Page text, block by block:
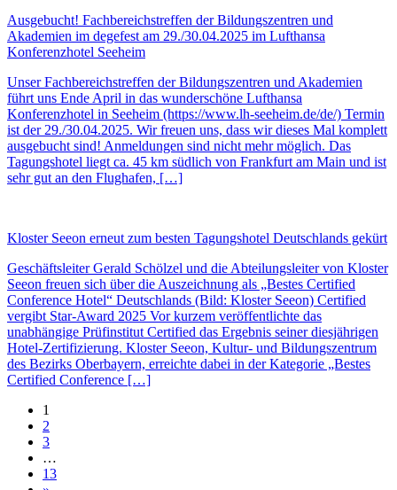
Ausgebucht! Fachbereichstreffen der Bildungszentren und
Akademien im degefest am 29./30.04.2025 im Lufthansa
Konferenzhotel Seeheim
Unser Fachbereichstreffen der Bildungszentren und Akademien
führt uns Ende April in das wunderschöne Lufthansa
Konferenzhotel in Seeheim (https://www.lh-seeheim.de/de/) Termin
ist der 29./30.04.2025. Wir freuen uns, dass wir dieses Mal komplett
ausgebucht sind! Anmeldungen sind nicht mehr möglich. Das
Tagungshotel liegt ca. 45 km südlich von Frankfurt am Main und ist
sehr gut an den Flughafen, […]
Kloster Seeon erneut zum besten Tagungshotel Deutschlands gekürt
Geschäftsleiter Gerald Schölzel und die Abteilungsleiter von Kloster
Seeon freuen sich über die Auszeichnung als „Bestes Certified
Conference Hotel“ Deutschlands (Bild: Kloster Seeon) Certified
vergibt Star-Award 2025 Vor kurzem veröffentlichte das
unabhängige Prüfinstitut Certified das Ergebnis seiner diesjährigen
Hotel-Zertifizierung. Kloster Seeon, Kultur- und Bildungszentrum
des Bezirks Oberbayern, erreichte dabei in der Kategorie „Bestes
Certified Conference […]
1
2
3
…
13